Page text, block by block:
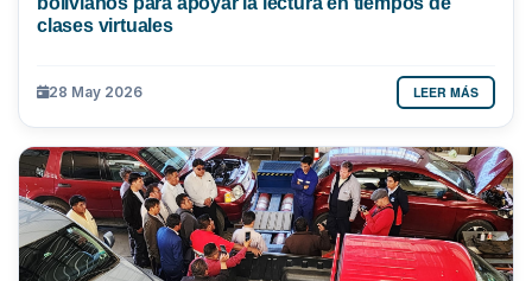
clases virtuales
28 May 2026 LEER MÁS